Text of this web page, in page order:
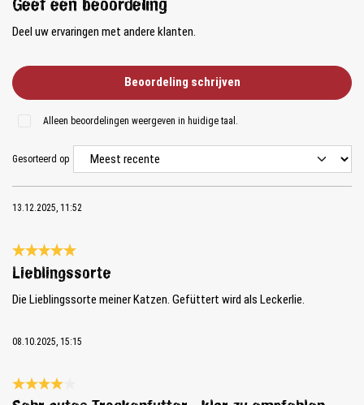
Geef een beoordeling
Deel uw ervaringen met andere klanten.
Beoordeling schrijven
Alleen beoordelingen weergeven in huidige taal.
Gesorteerd op
13.12.2025, 11:52
Recensie met een waardering van 5 van de 5 sterren
Lieblingssorte
Die Lieblingssorte meiner Katzen. Gefüttert wird als Leckerlie.
08.10.2025, 15:15
Recensie met een waardering van 4 van de 5 sterren